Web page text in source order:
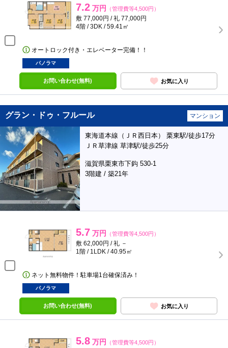
7.2 万円 （管理費等4,500円）
敷 77,000円 / 礼 77,000円
4階 / 3DK / 59.41㎡
オートロック付き・エレベーター完備！！
パノラマ
お問い合わせ(無料) お気に入り
グラン・ドゥ・フルール マンション
東海道本線（ＪＲ西日本） 栗東駅/徒歩17分
ＪＲ草津線 草津駅/徒歩25分
滋賀県栗東市下鈎 530-1
3階建 / 築21年
5.7 万円 （管理費等4,500円）
敷 62,000円 / 礼 －
1階 / 1LDK / 40.95㎡
ネット無料物件！駐車場1台確保済み！
パノラマ
お問い合わせ(無料) お気に入り
5.8 万円 （管理費等4,500円）